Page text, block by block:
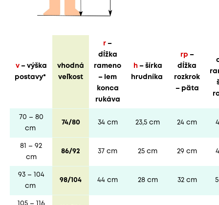
v– výška
postavy*
vhodná
veľkost
r –
dĺžka
rameno
– lem
konca
rukáva
h – šírka
hrudníka
rp –
dĺžka
rozkrok
– päta
70 – 80
cm
74/80 34 cm 23,5 cm 24 cm
81 – 92
cm
86/92 37 cm 25 cm 29 cm
93 – 104
cm
98/104 44 cm 28 cm 32 cm
105 – 116